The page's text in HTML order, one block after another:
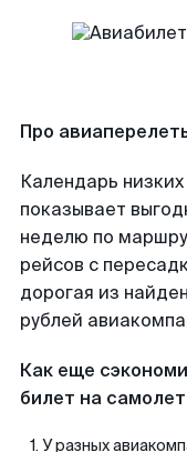
Про
Календарь
показывает
неделю по
рейсов с
дорогая из
рублей
Как еще
билет на
У разных